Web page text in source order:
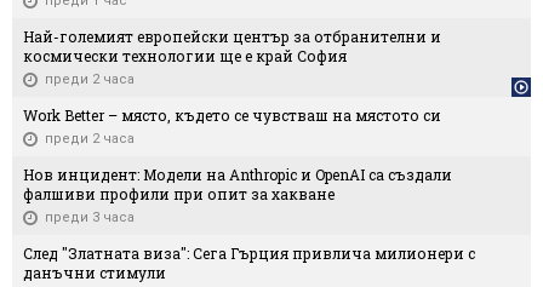
Най-големият европейски център за отбранителни и
космически технологии ще е край София
преди 2 часа
Work Better – място, където се чувстваш на мястото си
преди 2 часа
Нов инцидент: Модели на Anthropic и OpenAI са създали
фалшиви профили при опит за хакване
преди 3 часа
След "Златната виза": Сега Гърция привлича милионери с
данъчни стимули